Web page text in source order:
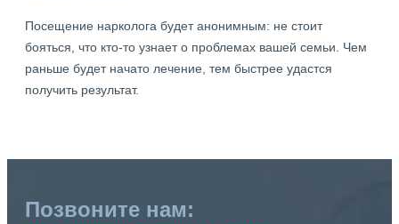
Посещение нарколога будет анонимным: не стоит
бояться, что кто-то узнает о проблемах вашей семьи. Чем
раньше будет начато лечение, тем быстрее удастся
получить результат.
Позвоните нам: